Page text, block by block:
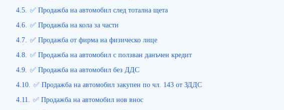
4.5. ✅ Продажба на автомобил след тотална щета
4.6. ✅ Продажба на кола за части
4.7. ✅ Продажба от фирма на физическо лице
4.8. ✅ Продажба на автомобил с ползван данъчен кредит
4.9. ✅ Продажба на автомобил без ДДС
4.10. ✅ Продажба на автомобил закупен по чл. 143 от ЗДДС
4.11. ✅ Продажба на автомобил нов внос